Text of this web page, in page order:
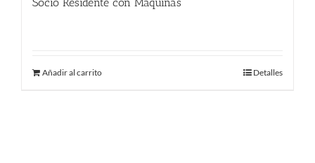
Añadir al carrito Detalles